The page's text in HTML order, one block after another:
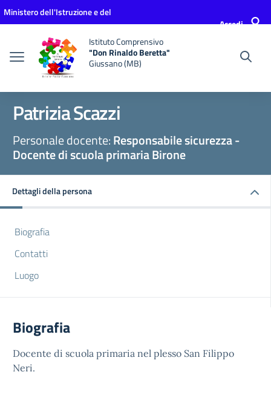
Vai ai contenuti
Vai al menu di navigazione
Vai al footer
Ministero dell'Istruzione e del
Accedi
Istituto Comprensivo
"Don Rinaldo Beretta"
Giussano (MB)
Patrizia Scazzi
Personale docente:Responsabile sicurezza -
Docente di scuola primaria Birone
Dettagli della persona
Biografia
Contatti
Luogo
Biografia
Docente di scuola primaria nel plesso San Filippo
Neri.